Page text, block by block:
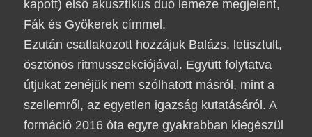
kapott) első akusztikus duó lemeze megjelent,
Fák és Gyökerek címmel.
Ezután csatlakozott hozzájuk Balázs, letisztult,
ösztönös ritmusszekciójával. Együtt folytatva
útjukat zenéjük nem szólhatott másról, mint a
szellemről, az egyetlen igazság kutatásáról. A
formáció 2016 óta egyre gyakrabban kiegészül